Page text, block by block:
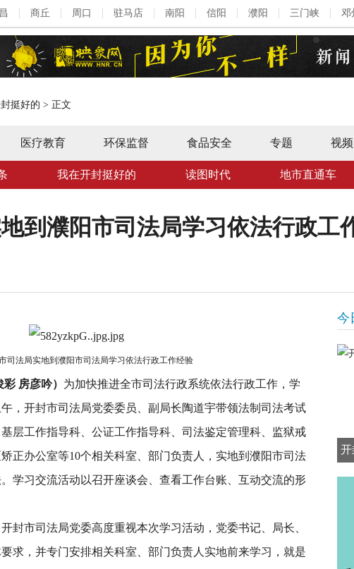
商丘 周口 驻马店 南阳 信阳 濮阳 三门峡 邓
挺好的 > 正文
医疗教育 环保监督 食品安全 专题 视频
我在开封挺好的 读图时代 地市直通车
到濮阳市司法局学习依法行政工
司法局实地到濮阳市司法局学习依法行政工作经验
房彦吟） 为加快推进全市司法行政系统依法行政工作，学
，开封市司法局党委委员、副局长陶道宇带领法制司法考试
层工作指导科、公证工作指导科、司法鉴定管理科、监狱戒
正办公室等10个相关科室、部门负责人，实地到濮阳市司法
学习交流活动以召开座谈会、查看工作台账、互动交流的形
封市司法局党委高度重视本次学习活动，党委书记、局长、
求，并专门安排相关科室、部门负责人实地前来学习，就是
今
开